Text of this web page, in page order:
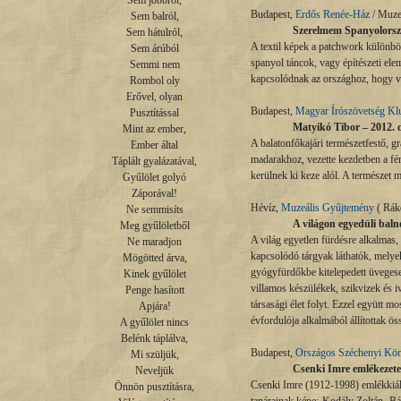
Sem balról,
Sem hátulról,
Sem árúból
Semmi nem
Rombol oly
Erővel, olyan
Pusztítással
Mint az ember,
Ember által
Táplált gyalázatával,
Gyűlölet golyó
Záporával!
Ne semmisíts
Meg gyűlöletből
Ne maradjon
Mögötted árva,
Kinek gyűlölet
Penge hasított
Apjára!
A gyűlölet nincs
Belénk táplálva,
Mi szüljük,
Neveljük
Önnön pusztításra,
Budapest, Erdős Renée-Ház /
Szerelmem
A textil képek a patchwork
spanyol táncok, vagy építészeti
kapcsolódnak az országhoz, hogy
Budapest, Magyar Írószövetség
Matyikó Tibor – 2012.
A balatonfőkajári természetfestő,
madarakhoz, vezette kezdetben a
kerülnek ki keze alól. A természet
Hévíz, Muzeális Gyűjtemény (
A világon egyedüli
A világ egyetlen fürdésre
kapcsolódó tárgyak láthatók,
gyógyfürdőkbe kitelepedett
villamos készülékek, szikvizek és
társasági élet folyt. Ezzel együtt
évfordulója alkalmából állítottak
Budapest, Országos Széchenyi
Csenki Imre
Csenki Imre (1912-1998)